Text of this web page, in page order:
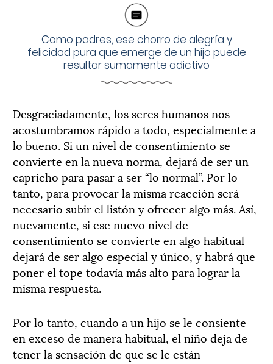
Como padres, ese chorro de alegría y
felicidad pura que emerge de un hijo puede
resultar sumamente adictivo
Desgraciadamente, los seres humanos nos
acostumbramos rápido a todo, especialmente a
lo bueno. Si un nivel de consentimiento se
convierte en la nueva norma, dejará de ser un
capricho para pasar a ser “lo normal”. Por lo
tanto, para provocar la misma reacción será
necesario subir el listón y ofrecer algo más. Así,
nuevamente, si ese nuevo nivel de
consentimiento se convierte en algo habitual
dejará de ser algo especial y único, y habrá que
poner el tope todavía más alto para lograr la
misma respuesta.
Por lo tanto, cuando a un hijo se le consiente
en exceso de manera habitual, el niño deja de
tener la sensación de que se le están